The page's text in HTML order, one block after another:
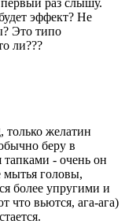
эффект? Не
Это типо
ли???
только желатин
беру в
- очень он
мытья головы,
более упругими и
что вьются, ага-ага)